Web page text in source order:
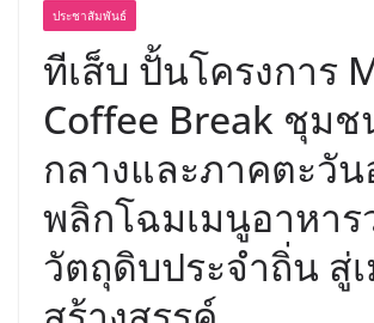
ประชาสัมพันธ์
ทีเส็บ ปั้นโครงการ
Coffee Break ชุม
กลางและภาคตะวัน
พลิกโฉมเมนูอาหาร
วัตถุดิบประจำถิ่น สู่